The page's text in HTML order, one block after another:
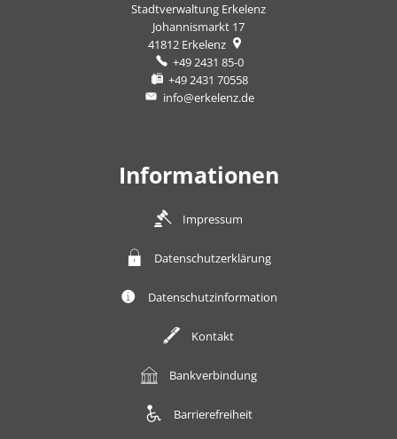
Stadtverwaltung Erkelenz
Johannismarkt 17
41812 Erkelenz
+49 2431 85-0
+49 2431 70558
info@erkelenz.de
Informationen
Impressum
Datenschutzerklärung
Datenschutzinformation
Kontakt
Bankverbindung
Barrierefreiheit